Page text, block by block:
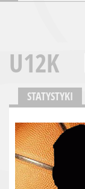
U12K
STATYSTYKI